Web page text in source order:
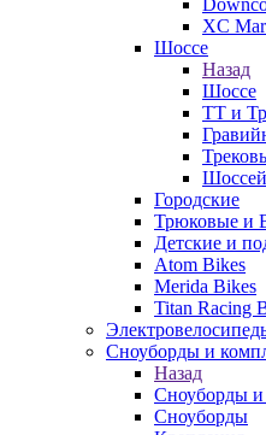
XC
Шоссе
Назад
Шоссе
ТТ и
Городские
Трюковые и
Детские и
Atom Bikes
Merida Bikes
Titan Racing
Cноуборды и
Назад
Cноуборды
Сноуборды